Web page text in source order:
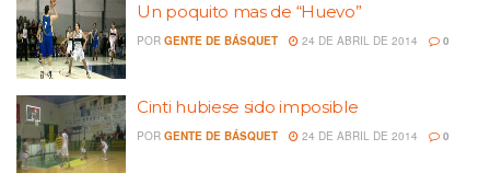
Un poquito mas de “Huevo”
POR GENTE DE BÁSQUET 24 DE ABRIL DE 2014 0
Cinti hubiese sido imposible
POR GENTE DE BÁSQUET 24 DE ABRIL DE 2014 0